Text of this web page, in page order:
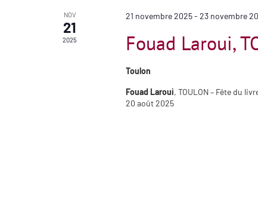
NOV
21
2025
21 novembre 2025- 23 novembre
Fouad Laroui,
Toulon
Fouad Laroui, TOULON – Fête du
20 août 2025